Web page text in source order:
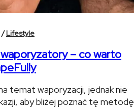
/Lifestyle
– co warto
temat waporyzacji, jednak nie
aby bliżej poznać tę metodę